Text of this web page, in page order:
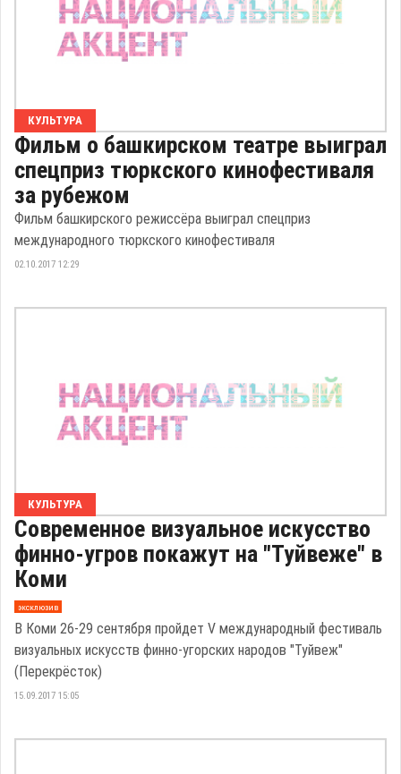
КУЛЬТУРА
Фильм о башкирском театре выиграл
спецприз тюркского кинофестиваля
за рубежом
Фильм башкирского режиссёра выиграл спецприз
международного тюркского кинофестиваля
02.10.2017 12:29
КУЛЬТУРА
Современное визуальное искусство
финно-угров покажут на "Туйвеже" в
Коми
эксклюзив
В Коми 26-29 сентября пройдет V международный фестиваль
визуальных искусств финно-угорских народов "Туйвеж"
(Перекрёсток)
15.09.2017 15:05